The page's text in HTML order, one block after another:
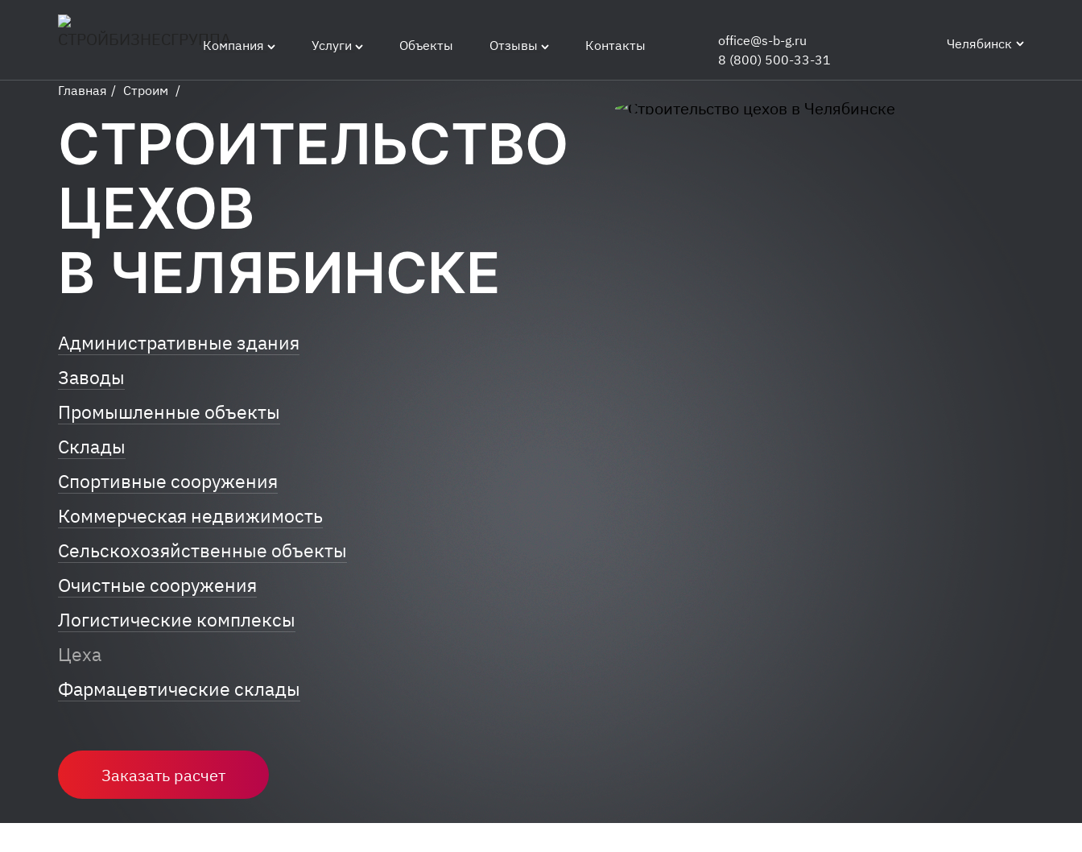
Компания Услуги Объекты Отзывы Контакты
office@s-b-g.ru
8 (800) 500-33-31
Челябинск
Главная / Строим /
цехов
СТРОИТЕЛЬСТВО
ЦЕХОВ
В ЧЕЛЯБИНСКЕ
Административные здания
Заводы
Промышленные объекты
Склады
Спортивные сооружения
Коммерческая недвижимость
Сельскохозяйственные объекты
Очистные сооружения
Логистические комплексы
Цеха
Фармацевтические склады
Заказать расчет